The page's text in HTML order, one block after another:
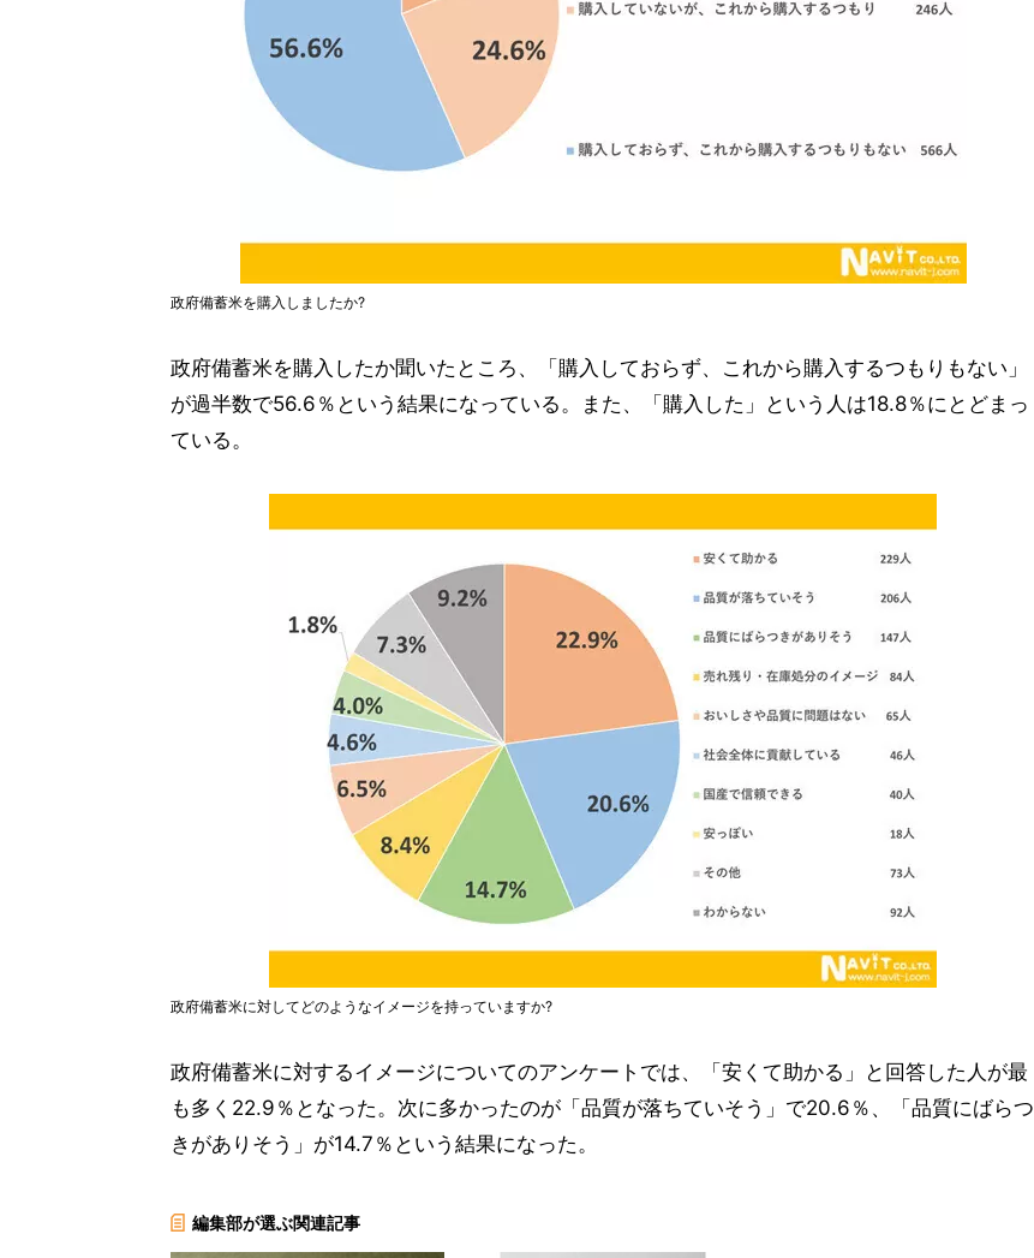
政府備蓄米を購入しましたか?
政府備蓄米を購入したか聞いたところ、「購入しておらず、これから購入するつもりもない」
が過半数で56.6％という結果になっている。また、「購入した」という人は18.8％にとどまっ
ている。
政府備蓄米に対してどのようなイメージを持っていますか?
政府備蓄米に対するイメージについてのアンケートでは、「安くて助かる」と回答した人が最
も多く22.9％となった。次に多かったのが「品質が落ちていそう」で20.6％、「品質にばらつ
きがありそう」が14.7％という結果になった。
編集部が選ぶ関連記事